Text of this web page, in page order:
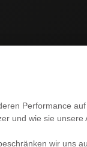
Performance
und wie sie unsere
beschränken wir uns